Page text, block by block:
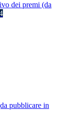
dei premi (da
pubblicare in